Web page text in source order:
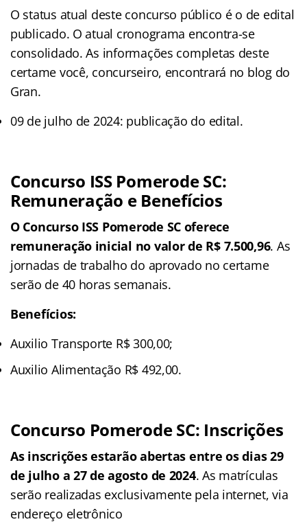
O status atual deste concurso público é o de edital
publicado. O atual cronograma encontra-se
consolidado. As informações completas deste
certame você, concurseiro, encontrará no blog do
Gran.
09 de julho de 2024: publicação do edital.
Concurso ISS Pomerode SC:
Remuneração e Benefícios
O Concurso ISS Pomerode SC oferece
remuneração inicial no valor de R$ 7.500,96. As
jornadas de trabalho do aprovado no certame
serão de 40 horas semanais.
Benefícios:
Auxilio Transporte R$ 300,00;
Auxilio Alimentação R$ 492,00.
Concurso Pomerode SC: Inscrições
As inscrições estarão abertas entre os dias 29
de julho a 27 de agosto de 2024. As matrículas
serão realizadas exclusivamente pela internet, via
endereço eletrônico